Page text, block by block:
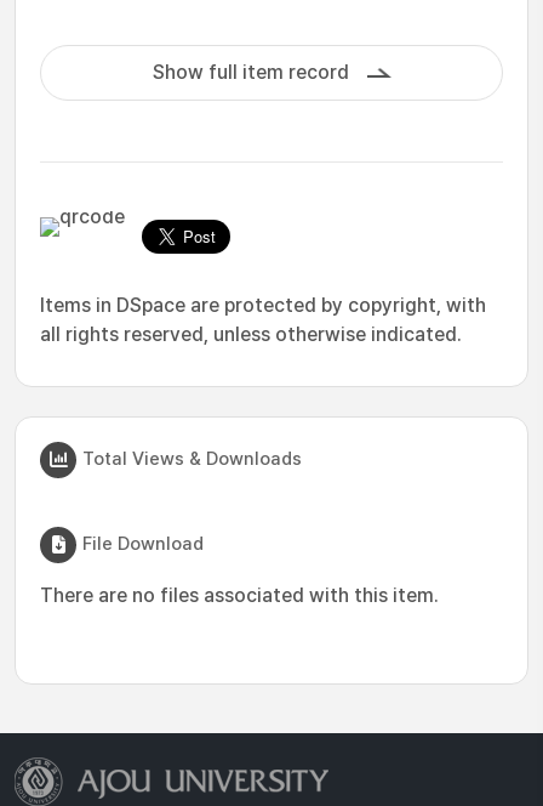
Show full item record
Items in DSpace are protected by copyright, with
all rights reserved, unless otherwise indicated.
Total Views & Downloads
File Download
There are no files associated with this item.